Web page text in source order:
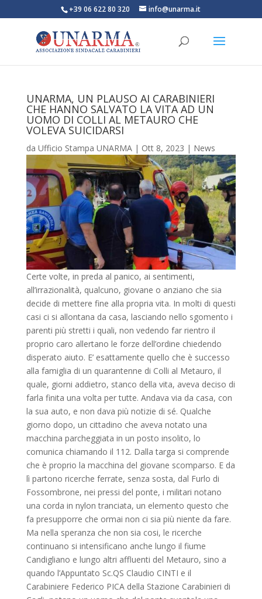
+39 06 622 80 320 info@unarma.it
UNARMA, UN PLAUSO AI CARABINIERI
CHE HANNO SALVATO LA VITA AD UN
UOMO DI COLLI AL METAURO CHE
VOLEVA SUICIDARSI
da Ufficio Stampa UNARMA| Ott 8, 2023 | News
Certe volte, in preda al panico, ai sentimenti,
all’irrazionalità, qualcuno, giovane o anziano che sia
decide di mettere fine alla propria vita. In molti di questi
casi ci si allontana da casa, lasciando nello sgomento i
parenti più stretti i quali, non vedendo far rientro il
proprio caro allertano le forze dell’ordine chiedendo
disperato aiuto. E’ esattamente quello che è successo
alla famiglia di un quarantenne di Colli al Metauro, il
quale, giorni addietro, stanco della vita, aveva deciso di
farla finita una volta per tutte. Andava via da casa, con
la sua auto, e non dava più notizie di sé. Qualche
giorno dopo, un cittadino che aveva notato una
macchina parcheggiata in un posto insolito, lo
comunica chiamando il 112. Dalla targa si comprende
che è proprio la macchina del giovane scomparso. E da
lì partono ricerche ferrate, senza sosta, dal Furlo di
Fossombrone, nei pressi del ponte, i militari notano
una corda in nylon tranciata, un elemento questo che
fa presupporre che ormai non ci sia più niente da fare.
Ma nella speranza che non sia cosi, le ricerche
continuano si intensificano anche lungo il fiume
Candigliano e lungo altri affluenti del Metauro, sino a
quando l’Appuntato Sc.QS Claudio CINTI e il
Carabiniere Federico PICA della Stazione Carabinieri di